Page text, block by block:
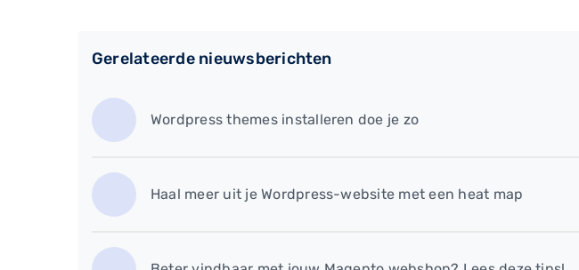
Gerelateerde nieuwsberichten
Wordpress themes installeren doe je zo
Haal meer uit je Wordpress-website met een heat map